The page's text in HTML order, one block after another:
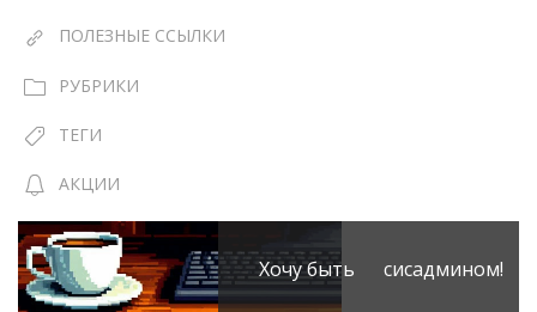
ПОЛЕЗНЫЕ ССЫЛКИ
РУБРИКИ
ТЕГИ
АКЦИИ
Хочу быть сисадмином!